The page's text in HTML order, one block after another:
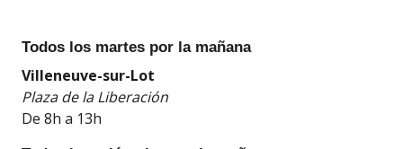
Todos los martes por la mañana
Villeneuve-sur-Lot
Plaza de la Liberación
De 8h a 13h